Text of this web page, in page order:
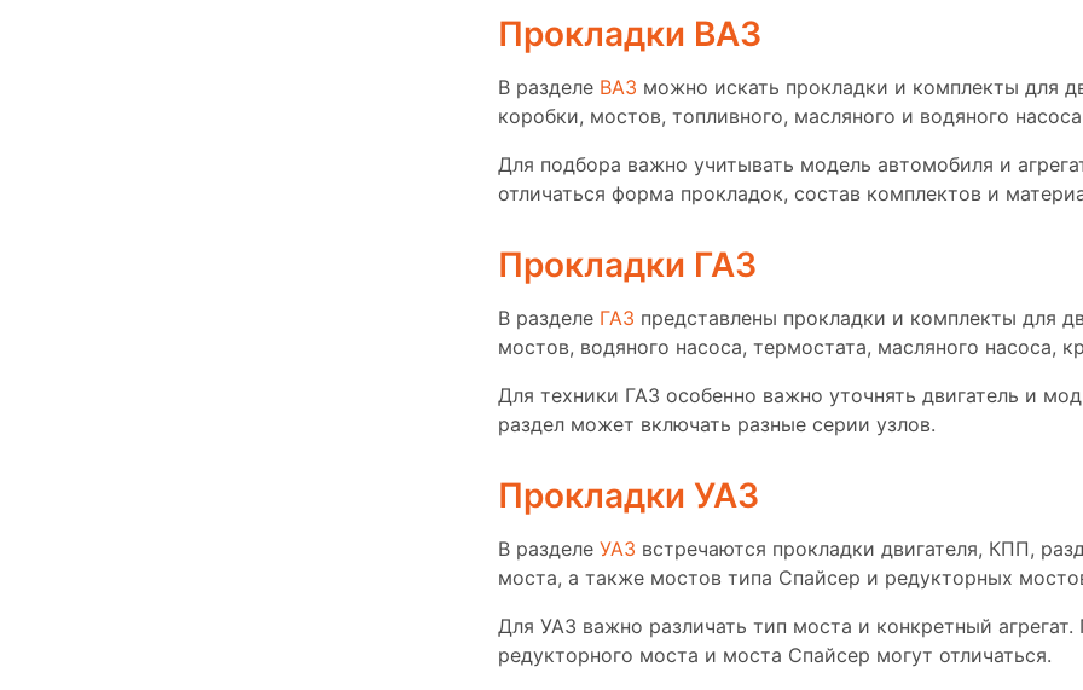
Прокладки ВАЗ
В разделе ВАЗ можно искать прокладки и комплекты для
коробки, мостов, топливного, масляного и водяного
Для подбора важно учитывать модель автомобиля и
отличаться форма прокладок, состав комплектов и
Прокладки ГАЗ
В разделе ГАЗ представлены прокладки и комплекты для
мостов, водяного насоса, термостата, масляного насоса,
Для техники ГАЗ особенно важно уточнять двигатель и
раздел может включать разные серии узлов.
Прокладки УАЗ
В разделе УАЗ встречаются прокладки двигателя, КПП,
моста, а также мостов типа Спайсер и редукторных
Для УАЗ важно различать тип моста и конкретный агрегат.
редукторного моста и моста Спайсер могут отличаться.